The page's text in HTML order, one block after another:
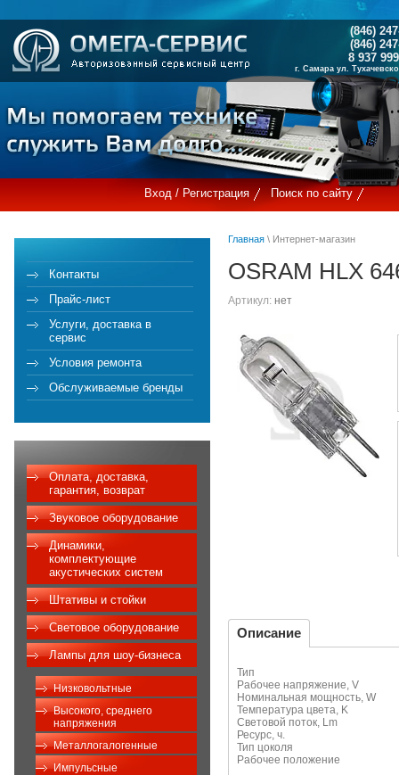
(846)
(846)
8 937
г. Самара ул.
Вход / Регистрация Поиск по сайту
Контакты
Прайс-лист
Услуги, доставка в
сервис
Условия ремонта
Обслуживаемые бренды
Оплата, доставка,
гарантия, возврат
Звуковое оборудование
Динамики,
комплектующие
акустических систем
Штативы и стойки
Световое оборудование
Лампы для шоу-бизнеса
Низковольтные
Высокого, среднего
напряжения
Металлогалогенные
Импульсные
Главная \ Интернет-магазин
OSRAM HLX
Артикул: нет
Описание
Тип Галогенная
Рабочее
Номинальная
Температура
Световой
Ресурс,
Тип цоколя
Рабочее